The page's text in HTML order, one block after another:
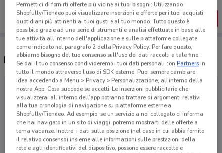
SCARICA L’APP
Negozi Mondoffice a Ivrea
Permettici di fornirti offerte più vicine ai tuoi bisogni: Utilizzando
Shopfully/Tiendeo puoi visualizzare inserzioni e offerte per i tuoi acquisti
quotidiani più attinenti ai tuoi gusti e al tuo mondo. Tutto questo è
possibile grazie ad una serie di strumenti e analisi effettuate in base alle
tue attività all'interno dell'applicazione e sulle piattaforme collegate,
come indicato nel paragrafo 2 della Privacy Policy. Per fare questo,
abbiamo bisogno del tuo consenso sull'uso dei dati raccolti a tale fine.
Se dai il tuo consenso condivideremo i tuoi dati personali conPartnersin
tutto il mondo attraverso l’uso di SDK esterne. Puoi sempre cambiare
idea accedendo a Menu > Privacy > Personalizzazione, all’interno della
nostra App. Cosa succede se accetti: Le inserzioni pubblicitarie che
visualizzerai all'interno dell’app potranno trattare di argomenti relativi
alla tua cronologia di navigazione su piattaforme esterne a
Shopfully/Tiendeo. Ad esempio, se un servizio a noi collegato ci informa
che hai navigato in un sito di viaggi, potremo mostrarti delle offerte a
tema vacanze. Inoltre, i dati sulla posizione (nel caso in cui abbia fornito
il relativo consenso) insieme alle informazioni sulle prestazioni della
rete e agli identificativi del dispositivo, possono essere raccolte e